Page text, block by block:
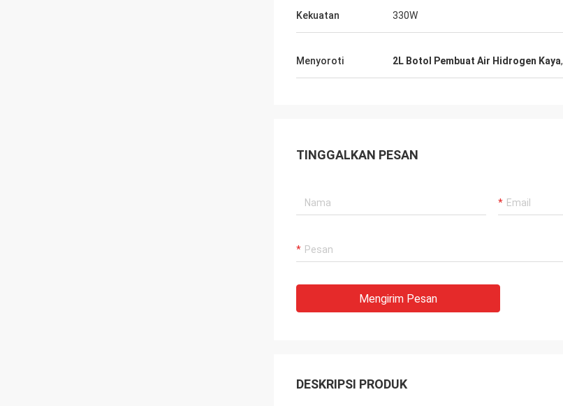
Kekuatan 330W
Menyoroti 2L Botol Pembuat Air Hidrogen Kaya,
TINGGALKAN PESAN
Mengirim Pesan
DESKRIPSI PRODUK